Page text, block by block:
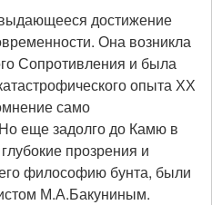
достижение
Она возникла
Сопротивления и была
опыта ХХ
само
еще задолго до Камю в
прозрения и
философию бунта, были
М.А.Бакуниным.